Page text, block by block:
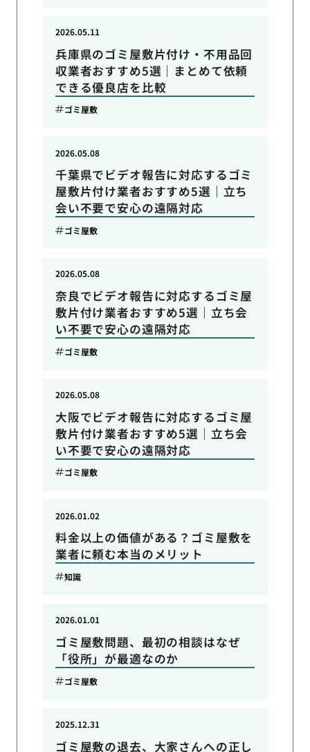
兵庫県のゴミ屋敷片付け・不用品回
収業者おすすめ5選｜まとめて依頼
できる優良店を比較
2026.05.11
ゴミ屋敷
千葉県でビデオ報告に対応するゴミ
屋敷片付け業者おすすめ5選｜立ち
会い不要で安心の遠隔対応
2026.05.08
ゴミ屋敷
奈良でビデオ報告に対応するゴミ屋
敷片付け業者おすすめ5選｜立ち会
い不要で安心の遠隔対応
2026.05.08
ゴミ屋敷
大阪でビデオ報告に対応するゴミ屋
敷片付け業者おすすめ5選｜立ち会
い不要で安心の遠隔対応
2026.05.08
ゴミ屋敷
料金以上の価値がある？ゴミ屋敷を
業者に頼む本当のメリット
2026.01.02
知識
ゴミ屋敷問題、最初の相談はなぜ
「役所」が最適なのか
2026.01.01
ゴミ屋敷
ゴミ屋敷の退去、大家さんへの正し
2025.12.31